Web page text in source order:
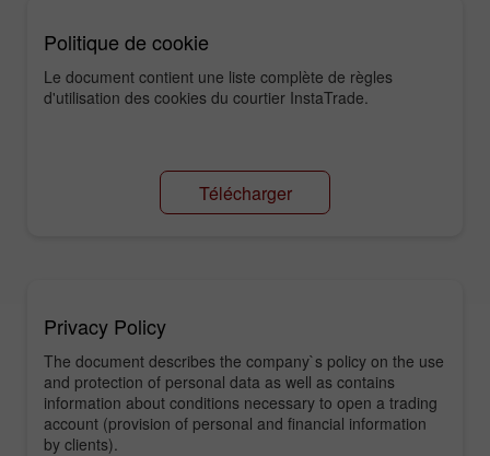
Politique de cookie
Le document contient une liste complète de règles
d'utilisation des cookies du courtier InstaTrade.
Télécharger
Privacy Policy
The document describes the company`s policy on the use
and protection of personal data as well as contains
information about conditions necessary to open a trading
account (provision of personal and financial information
by clients).